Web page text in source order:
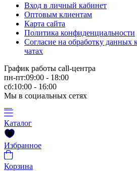
Вход в личный кабинет
Оптовым клиентам
Карта сайта
Политика конфиденциальности
Согласие на обработку данных
чатах
График работы call-центра
пн-пт:09:00 - 18:00
сб:10:00 - 16:00
Мы в социальных сетях
Каталог
Избранное
Корзина